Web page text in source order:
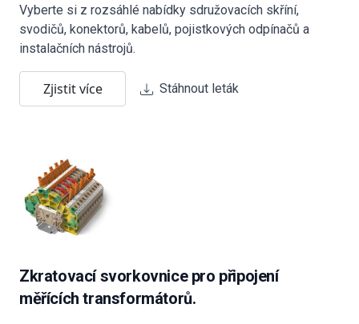
Vyberte si z rozsáhlé nabídky sdružovacích skříní,
svodičů, konektorů, kabelů, pojistkových odpínačů a
instalačních nástrojů.
Zjistit více Stáhnout leták
Zkratovací svorkovnice pro připojení
měřících transformátorů.